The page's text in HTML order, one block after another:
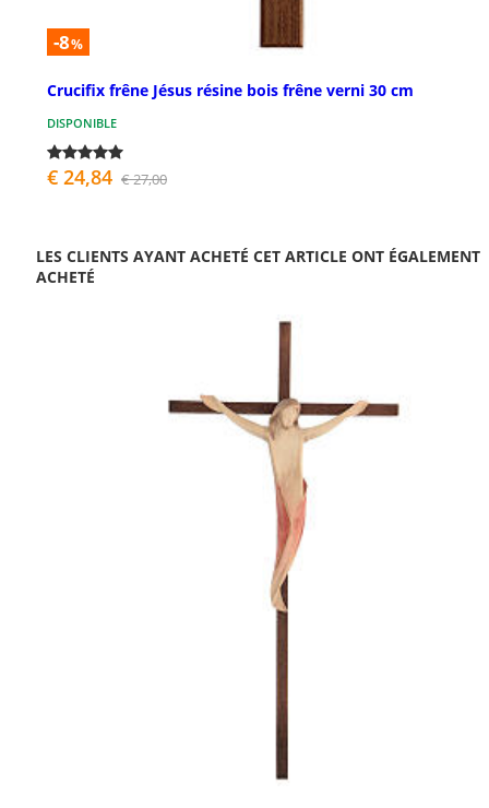
-8%
Crucifix frêne Jésus résine bois frêne verni 30 cm
DISPONIBLE
€ 24,84 € 27,00
LES CLIENTS AYANT ACHETÉ CET ARTICLE ONT ÉGALEMENT
ACHETÉ